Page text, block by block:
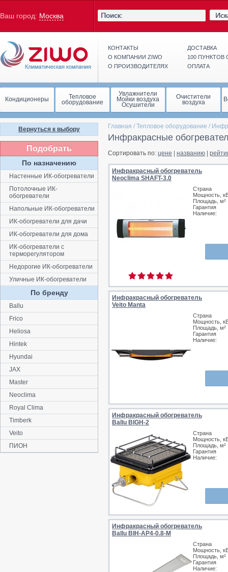
Ваш город: Москва
КОНТАКТЫ
О КОМПАНИИ ZIWO
О ПРОИЗВОДИТЕЛЯХ
ДОСТАВКА
100
ОПЛАТА
Кондиционеры Тепловое
оборудование
Увлажнители
Мойки воздуха
Осушители
Очистители
воздуха
Главная / Тепловое оборудование /
Инфракрасные
Сортировать по: цене названию
Инфракрасный обогреватель
Neoclima SHAFT-3.0
Страна
Мощность,
Площадь, м²
Гарантия
Наличие:
Инфракрасный обогреватель
Veito Manta
Страна
Мощность,
Площадь, м²
Гарантия
Наличие:
Инфракрасный обогреватель
Ballu BIGH-2
Страна
Мощность,
Площадь, м²
Гарантия
Наличие:
Инфракрасный обогреватель
Ballu BIH-AP4-0.8-M
Страна
Мощность,
Площадь, м²
Гарантия
Наличие:
Вернуться к выбору
Подобрать
По назначению
Настенные ИК-обогреватели
Потолочные ИК-
обогреватели
Напольные ИК-обогреватели
ИК-обогреватели для дачи
ИК-обогреватели для дома
ИК-обогреватели с
терморегулятором
Недорогие ИК-обогреватели
Уличные ИК-обогреватели
По бренду
Ballu
Frico
Heliosa
Hintek
Hyundai
JAX
Master
Neoclima
Royal Clima
Timberk
Veito
ПИОН